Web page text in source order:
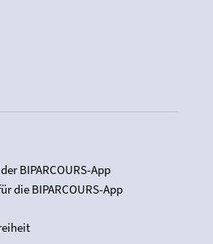
BIPARCOURS-App
die BIPARCOURS-App